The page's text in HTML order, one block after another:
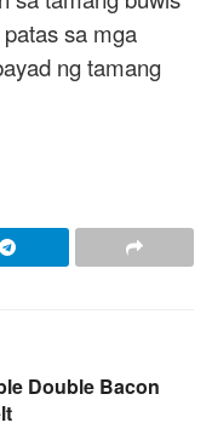
sa mga
ng tamang
Double Bacon